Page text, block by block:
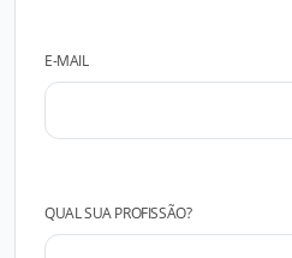
E-MAIL
QUAL SUA PROFISSÃO?